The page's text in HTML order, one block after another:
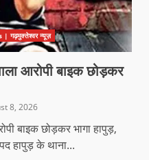
गढ़मुक्तेश्वर न्यूज़
आरोपी बाइक छोड़कर
8, 2026
बाइक छोड़कर भागा हापुड़,
हापुड़ के थाना...